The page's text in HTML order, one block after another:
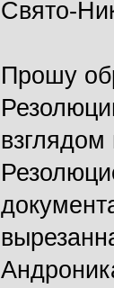
Свято-
Прошу
взглядом